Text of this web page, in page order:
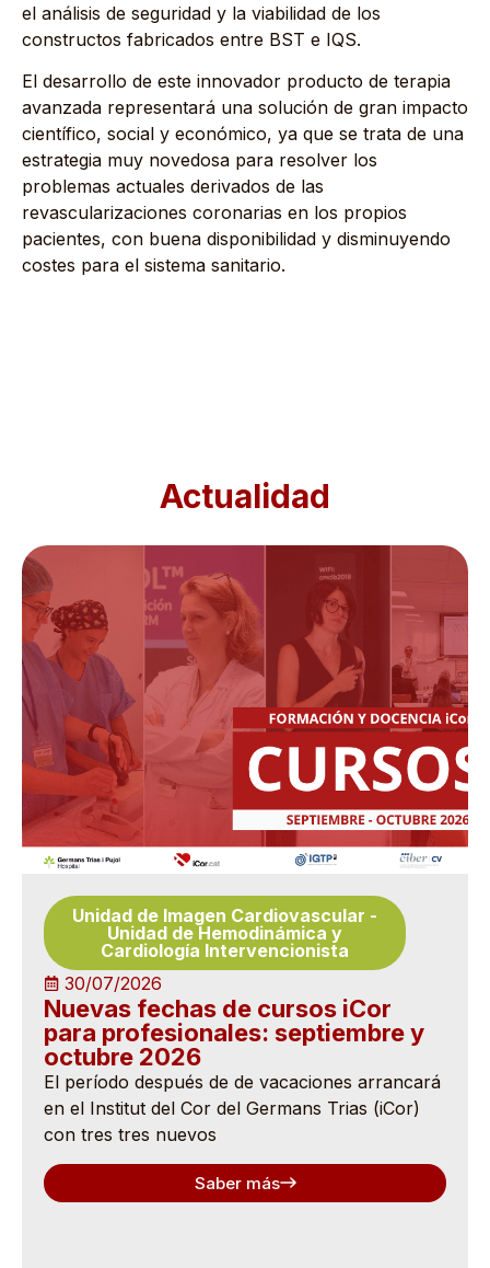
el análisis de seguridad y la viabilidad de los
constructos fabricados entre BST e IQS.
El desarrollo de este innovador producto de terapia
avanzada representará una solución de gran impacto
científico, social y económico, ya que se trata de una
estrategia muy novedosa para resolver los
problemas actuales derivados de las
revascularizaciones coronarias en los propios
pacientes, con buena disponibilidad y disminuyendo
costes para el sistema sanitario.
Actualidad
Unidad de Imagen Cardiovascular -
Unidad de Hemodinámica y
Cardiología Intervencionista
30/07/2026
Nuevas fechas de cursos iCor
para profesionales: septiembre y
octubre 2026
El período después de de vacaciones arrancará
en el Institut del Cor del Germans Trias (iCor)
con tres tres nuevos
Saber más